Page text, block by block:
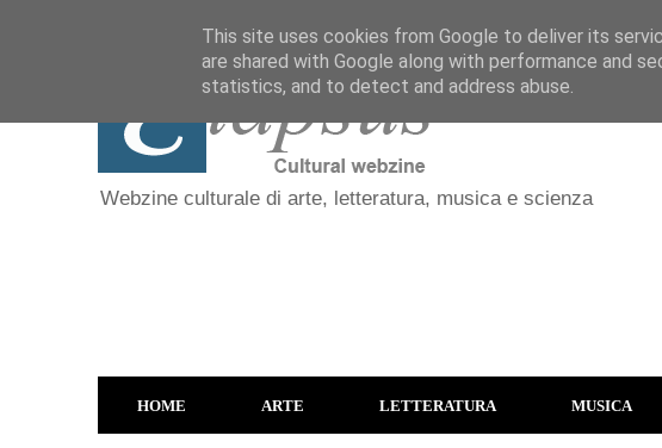
Webzine culturale di arte, letteratura, musica e scienza
HOME ARTE LETTERATURA MUSICA
This site uses cookies from Google to deliver its
are shared with Google along with performance and
statistics, and to detect and address abuse.